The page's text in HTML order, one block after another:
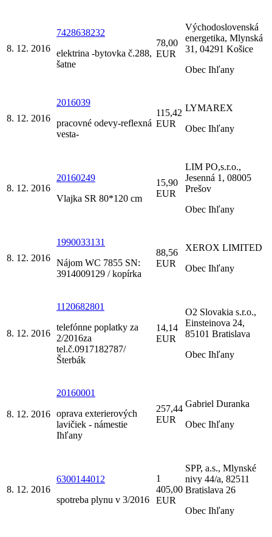
8. 12. 2016
7428638232
elektrina -bytovka č.288,
šatne
78,00
EUR
Východoslovenská
energetika, Mlynská
31, 04291 Košice
Obec Ihľany
8. 12. 2016
2016039
pracovné odevy-reflexná
vesta-
115,42
EUR
LYMAREX
Obec Ihľany
8. 12. 2016
20160249
Vlajka SR 80*120 cm
15,90
EUR
LIM PO,s.r.o.,
Jesenná 1, 08005
Prešov
Obec Ihľany
8. 12. 2016
1990033131
Nájom WC 7855 SN:
3914009129 / kopírka
88,56
EUR
XEROX LIMITED
Obec Ihľany
8. 12. 2016
1120682801
telefónne poplatky za
2/2016za
tel.č.0917182787/
Šterbák
14,14
EUR
O2 Slovakia s.r.o.,
Einsteinova 24,
85101 Bratislava
Obec Ihľany
8. 12. 2016
20160001
oprava exterierových
lavičiek - námestie
Ihľany
257,44
EUR
Gabriel Duranka
Obec Ihľany
8. 12. 2016
6300144012
spotreba plynu v 3/2016
1
405,00
EUR
SPP, a.s., Mlynské
nivy 44/a, 82511
Bratislava 26
Obec Ihľany